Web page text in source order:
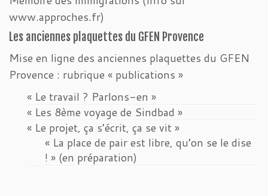
www.approches.fr)
Les anciennes plaquettes du GFEN Provence
Mise en ligne des anciennes plaquettes du GFEN
Provence : rubrique « publications »
« Le travail ? Parlons-en »
« Les 8ème voyage de Sindbad »
« Le projet, ça s’écrit, ça se vit »
« La place de pair est libre, qu’on se le dise
! » (en préparation)